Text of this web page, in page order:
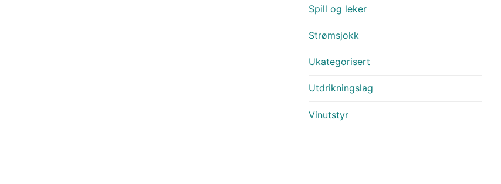
Spill og leker
Strømsjokk
Ukategorisert
Utdrikningslag
Vinutstyr